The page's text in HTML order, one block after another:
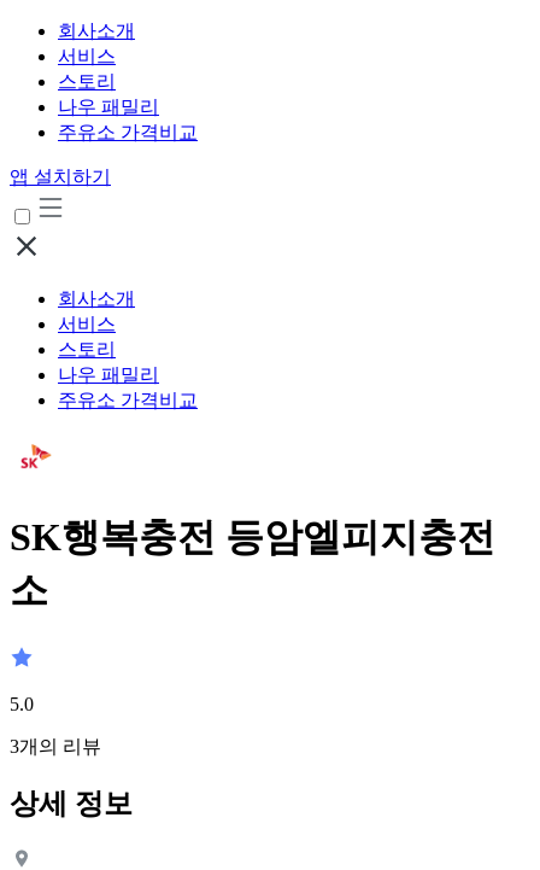
회사소개
서비스
스토리
나우 패밀리
주유소 가격비교
앱 설치하기
회사소개
서비스
스토리
나우 패밀리
주유소 가격비교
SK행복충전 등암엘피지충전
소
5.0
3개의 리뷰
상세 정보